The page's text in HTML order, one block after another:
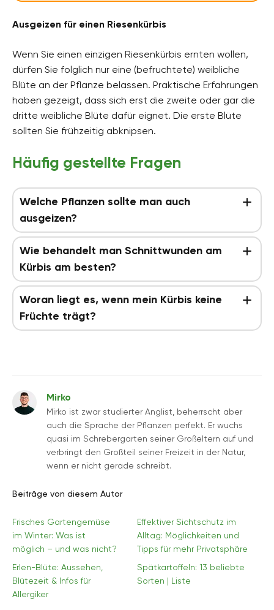
Ausgeizen für einen Riesenkürbis
Wenn Sie einen einzigen Riesenkürbis ernten wollen,
dürfen Sie folglich nur eine (befruchtete) weibliche
Blüte an der Pflanze belassen. Praktische Erfahrungen
haben gezeigt, dass sich erst die zweite oder gar die
dritte weibliche Blüte dafür eignet. Die erste Blüte
sollten Sie frühzeitig abknipsen.
Häufig gestellte Fragen
Welche Pflanzen sollte man auch
ausgeizen?
Wie behandelt man Schnittwunden am
Kürbis am besten?
Woran liegt es, wenn mein Kürbis keine
Früchte trägt?
Mirko
Mirko ist zwar studierter Anglist, beherrscht aber
auch die Sprache der Pflanzen perfekt. Er wuchs
quasi im Schrebergarten seiner Großeltern auf und
verbringt den Großteil seiner Freizeit in der Natur,
wenn er nicht gerade schreibt.
Beiträge von diesem Autor
Frisches Gartengemüse
im Winter: Was ist
möglich – und was nicht?
Effektiver Sichtschutz im
Alltag: Möglichkeiten und
Tipps für mehr Privatsphäre
Erlen-Blüte: Aussehen,
Blütezeit & Infos für
Allergiker
Spätkartoffeln: 13 beliebte
Sorten | Liste